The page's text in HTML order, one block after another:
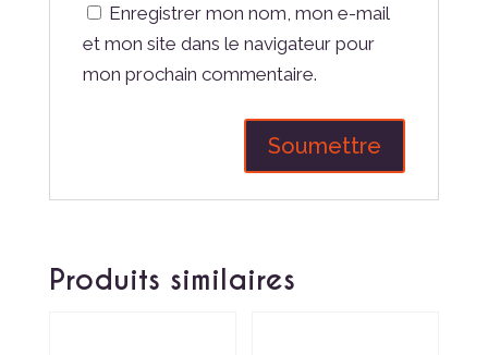
Enregistrer mon nom, mon e-mail
et mon site dans le navigateur pour
mon prochain commentaire.
Produits similaires